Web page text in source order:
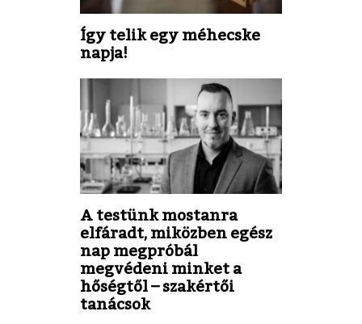
Így telik egy méhecske
napja!
A testünk mostanra
elfáradt, miközben egész
nap megpróbál
megvédeni minket a
hőségtől – szakértői
tanácsok